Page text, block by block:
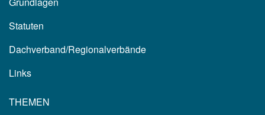
Statuten
Dachverband/Regionalverbände
Links
THEMEN